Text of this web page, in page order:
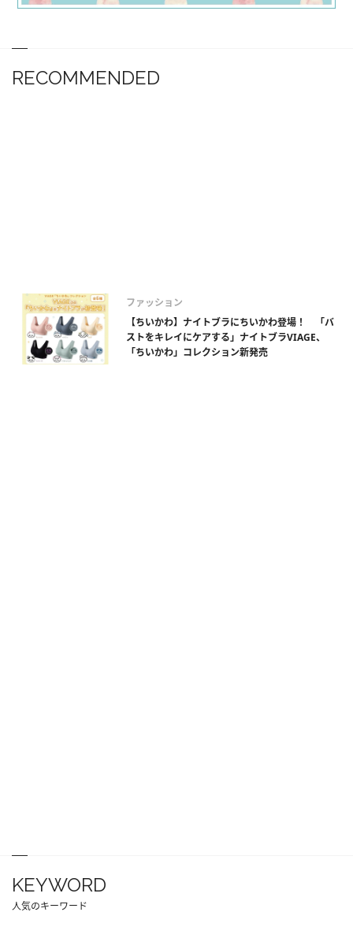
RECOMMENDED
ファッション
【ちいかわ】ナイトブラにちいかわ登場！ 「バ
ストをキレイにケアする」ナイトブラVIAGE、
「ちいかわ」コレクション新発売
KEYWORD
人気のキーワード